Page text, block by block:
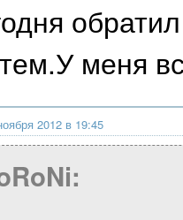
меня
2012 в 19:45